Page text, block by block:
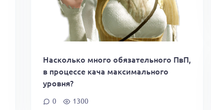
Насколько много обязательного ПвП,
в процессе кача максимального
уровня?
0 1300